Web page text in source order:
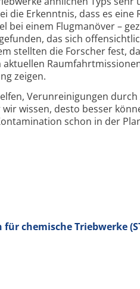
Erkenntnis, dass es eine
bei einem Flugmanöver –
das sich
stellten die Forscher fest,
zeigen.
Verunreinigungen
wissen, desto besser
schon in der
chemische Triebwerke